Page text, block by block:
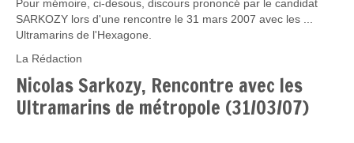
Pour mémoire, ci-desous, discours prononcé par le candidat
SARKOZY lors d'une rencontre le 31 mars 2007 avec les ...
Ultramarins de l'Hexagone.
La Rédaction
Nicolas Sarkozy, Rencontre avec les
Ultramarins de métropole (31/03/07)